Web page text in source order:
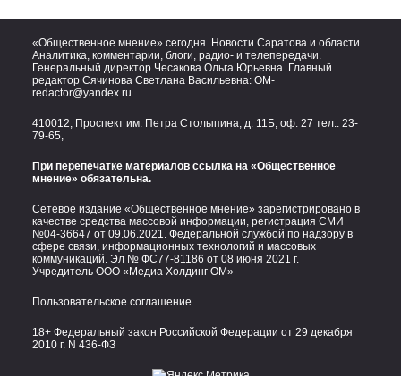
«Общественное мнение» сегодня. Новости Саратова и области.
Аналитика, комментарии, блоги, радио- и телепередачи.
Генеральный директор Чесакова Ольга Юрьевна. Главный
редактор Сячинова Светлана Васильевна: OM-
redactor@yandex.ru
410012, Проспект им. Петра Столыпина, д. 11Б, оф. 27 тел.: 23-
79-65,
При перепечатке материалов ссылка на «Общественное
мнение» обязательна.
Сетевое издание «Общественное мнение» зарегистрировано в
качестве средства массовой информации, регистрация СМИ
№04-36647 от 09.06.2021. Федеральной службой по надзору в
сфере связи, информационных технологий и массовых
коммуникаций. Эл № ФС77-81186 от 08 июня 2021 г.
Учредитель ООО «Медиа Холдинг ОМ»
Пользовательское соглашение
18+ Федеральный закон Российской Федерации от 29 декабря
2010 г. N 436-ФЗ